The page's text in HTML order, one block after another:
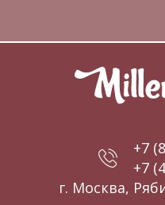
+7
+7
г. Москва,